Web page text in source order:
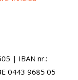
| IBAN nr.:
0443 9685 05